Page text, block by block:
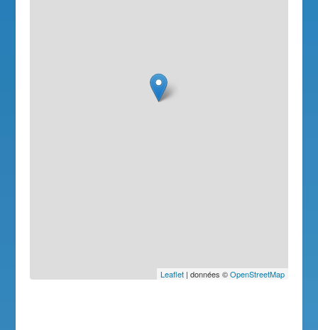
Leaflet| données ©OpenStreetMap